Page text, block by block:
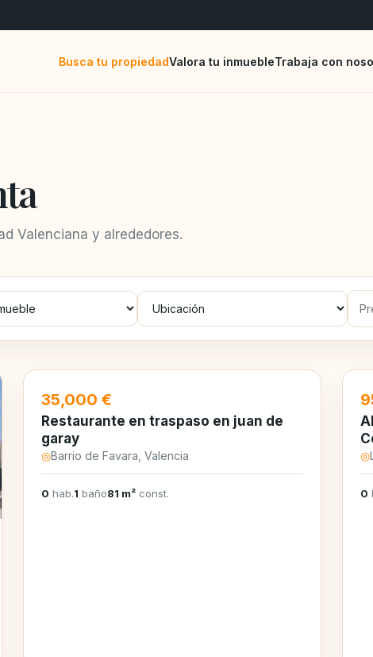
Busca tu propiedadValora tu inmuebleTrabaja con
Valenciana y alrededores.
35,000 €
Restaurante en traspaso en juan de
garay
◎Barrio de Favara, Valencia
0 hab.1 baño81 m² const.
◎
0